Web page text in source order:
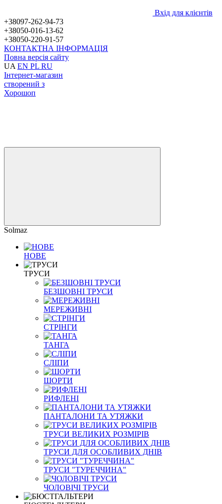
Вхід для клієнтів
+38097-262-94-73
+38050-016-13-62
+38050-220-91-57
КОНТАКТНА ІНФОРМАЦІЯ
Повна версія сайту
UA EN PL RU
Інтернет-магазин
створений з
Хорошоп
Solmaz
НОВЕ
ТРУСИ
БЕЗШОВНІ ТРУСИ
МЕРЕЖИВНІ
СТРІНГИ
ТАНГА
СЛІПИ
ШОРТИ
РИФЛЕНІ
ПАНТАЛОНИ ТА УТЯЖКИ
ТРУСИ ВЕЛИКИХ РОЗМІРІВ
ТРУСИ ДЛЯ ОСОБЛИВИХ ДНІВ
ТРУСИ "ТУРЕЧЧИНА"
ЧОЛОВІЧІ ТРУСИ